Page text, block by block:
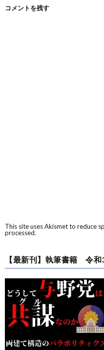
コメントを残す
This site uses Akismet to reduce
processed.
【最新刊】執筆書籍 令和